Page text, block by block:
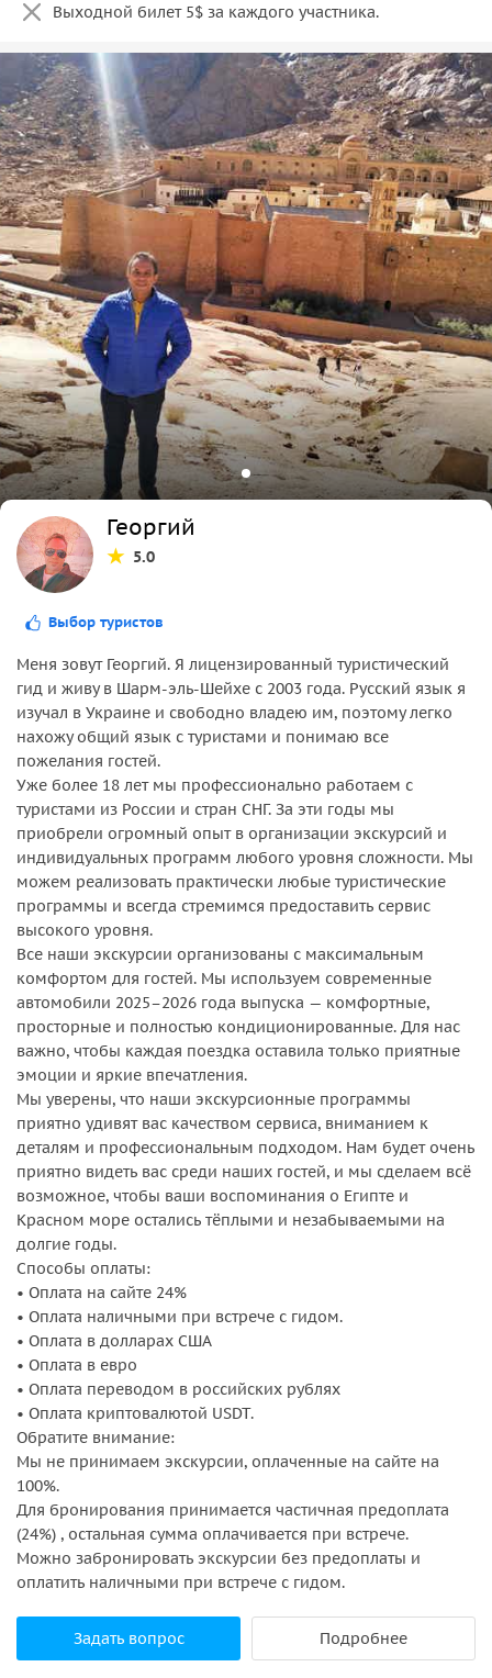
Выходной билет 5$ за каждого участника.
Георгий
5.0
Выбор туристов
Меня зовут Георгий. Я лицензированный туристический
гид и живу в Шарм-эль-Шейхе с 2003 года. Русский язык я
изучал в Украине и свободно владею им, поэтому легко
нахожу общий язык с туристами и понимаю все
пожелания гостей.
Уже более 18 лет мы профессионально работаем с
туристами из России и стран СНГ. За эти годы мы
приобрели огромный опыт в организации экскурсий и
индивидуальных программ любого уровня сложности. Мы
можем реализовать практически любые туристические
программы и всегда стремимся предоставить сервис
высокого уровня.
Все наши экскурсии организованы с максимальным
комфортом для гостей. Мы используем современные
автомобили 2025–2026 года выпуска — комфортные,
просторные и полностью кондиционированные. Для нас
важно, чтобы каждая поездка оставила только приятные
эмоции и яркие впечатления.
Мы уверены, что наши экскурсионные программы
приятно удивят вас качеством сервиса, вниманием к
деталям и профессиональным подходом. Нам будет очень
приятно видеть вас среди наших гостей, и мы сделаем всё
возможное, чтобы ваши воспоминания о Египте и
Красном море остались тёплыми и незабываемыми на
долгие годы.
Способы оплаты:
• Оплата на сайте 24%
• Оплата наличными при встрече с гидом.
• Оплата в долларах США
• Оплата в евро
• Оплата переводом в российских рублях
• Оплата криптовалютой USDT.
Обратите внимание:
Мы не принимаем экскурсии, оплаченные на сайте на
100%.
Для бронирования принимается частичная предоплата
(24%) , остальная сумма оплачивается при встрече.
Можно забронировать экскурсии без предоплаты и
оплатить наличными при встрече с гидом.
Задать вопрос Подробнее